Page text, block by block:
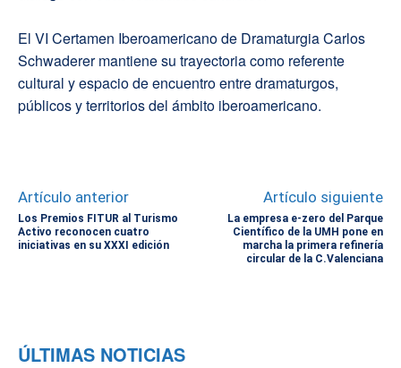
El VI Certamen Iberoamericano de Dramaturgia Carlos
Schwaderer mantiene su trayectoria como referente
cultural y espacio de encuentro entre dramaturgos,
públicos y territorios del ámbito iberoamericano.
Artículo anterior
Los Premios FITUR al Turismo
Activo reconocen cuatro
iniciativas en su XXXI edición
Artículo siguiente
La empresa e-zero del Parque
Científico de la UMH pone en
marcha la primera refinería
circular de la C.Valenciana
ÚLTIMAS NOTICIAS